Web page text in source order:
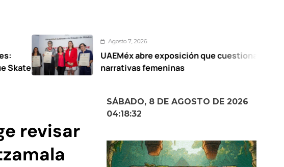
Agosto 7, 2026
UAEMéx abre exposición que cuestiona
narrativas femeninas
revisar
SÁBADO, 8 DE AGOSTO DE 2026
04:18:33